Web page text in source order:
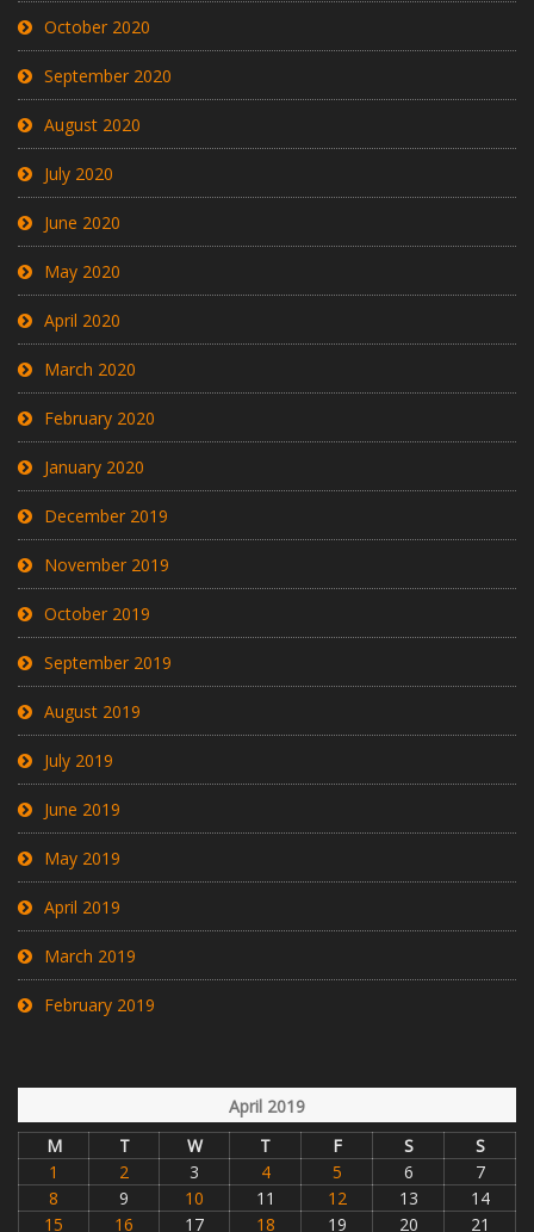
October 2020
September 2020
August 2020
July 2020
June 2020
May 2020
April 2020
March 2020
February 2020
January 2020
December 2019
November 2019
October 2019
September 2019
August 2019
July 2019
June 2019
May 2019
April 2019
March 2019
February 2019
April 2019
M
T W T F S
S
1
2 3 4 5 6
7
8
9 10 11 12 13
14
15
16 17 18 19 20 21